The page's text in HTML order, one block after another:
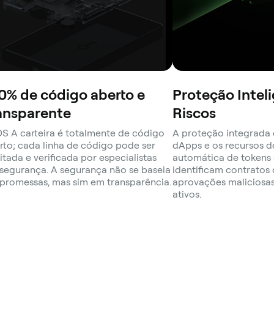
de código aberto e
A carteira é totalmente de código
cada linha de código pode ser
e verificada por especialistas
A segurança não se baseia
mas sim em transparência.
Proteção
Riscos
A proteção integrada
dApps e os recursos
automática de tokens
identificam contratos
aprovações
ativos.